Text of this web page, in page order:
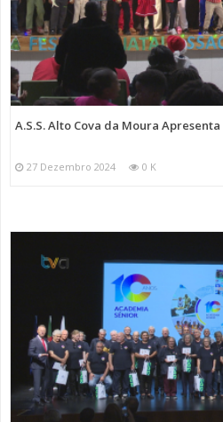
A.S.S. Alto Cova da Moura
27 Dezembro 2024 0 K